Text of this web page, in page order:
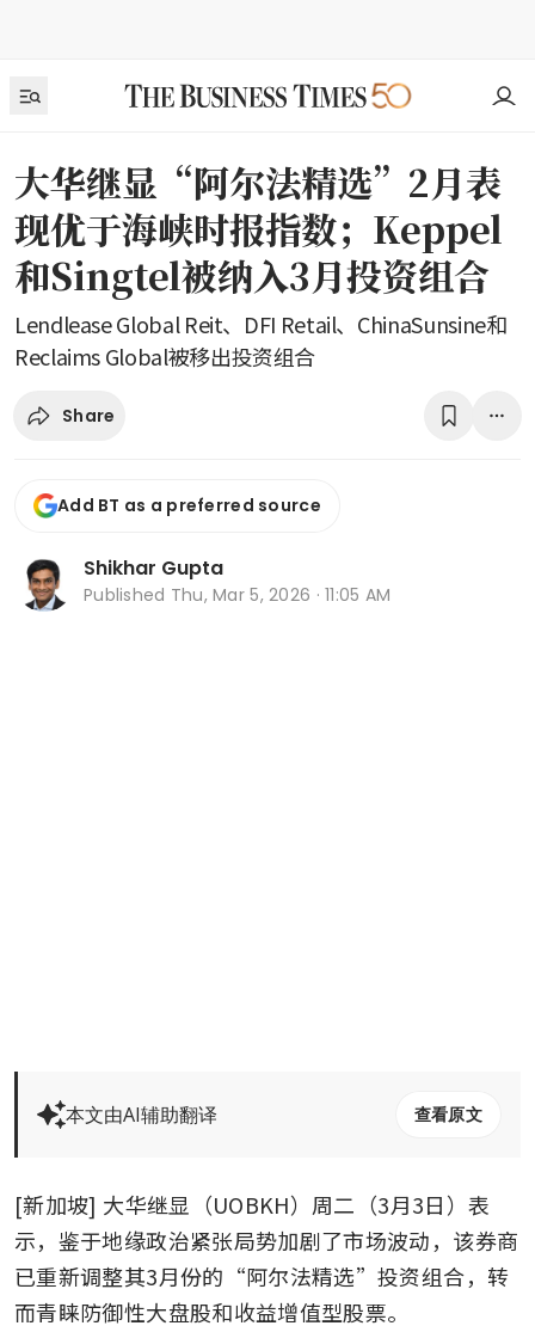
大华继显“阿尔法精选”2月表
现优于海峡时报指数；Keppel
和Singtel被纳入3月投资组合
Lendlease Global Reit、DFI Retail、ChinaSunsine和
Reclaims Global被移出投资组合
Share
Add BT as a preferred source
Shikhar Gupta
Published Thu, Mar 5, 2026 · 11:05 AM
本文由AI辅助翻译 查看原文
[新加坡] 大华继显（UOBKH）周二（3月3日）表
示，鉴于地缘政治紧张局势加剧了市场波动，该券商
已重新调整其3月份的“阿尔法精选”投资组合，转
而青睐防御性大盘股和收益增值型股票。